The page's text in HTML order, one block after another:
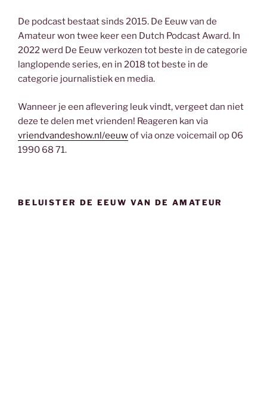
De podcast bestaat sinds 2015. De Eeuw van de
Amateur won twee keer een Dutch Podcast Award. In
2022 werd De Eeuw verkozen tot beste in de categorie
langlopende series, en in 2018 tot beste in de
categorie journalistiek en media.
Wanneer je een aflevering leuk vindt, vergeet dan niet
deze te delen met vrienden! Reageren kan via
vriendvandeshow.nl/eeuwof via onze voicemail op 06
1990 68 71.
BELUISTER DE EEUW VAN DE AMATEUR